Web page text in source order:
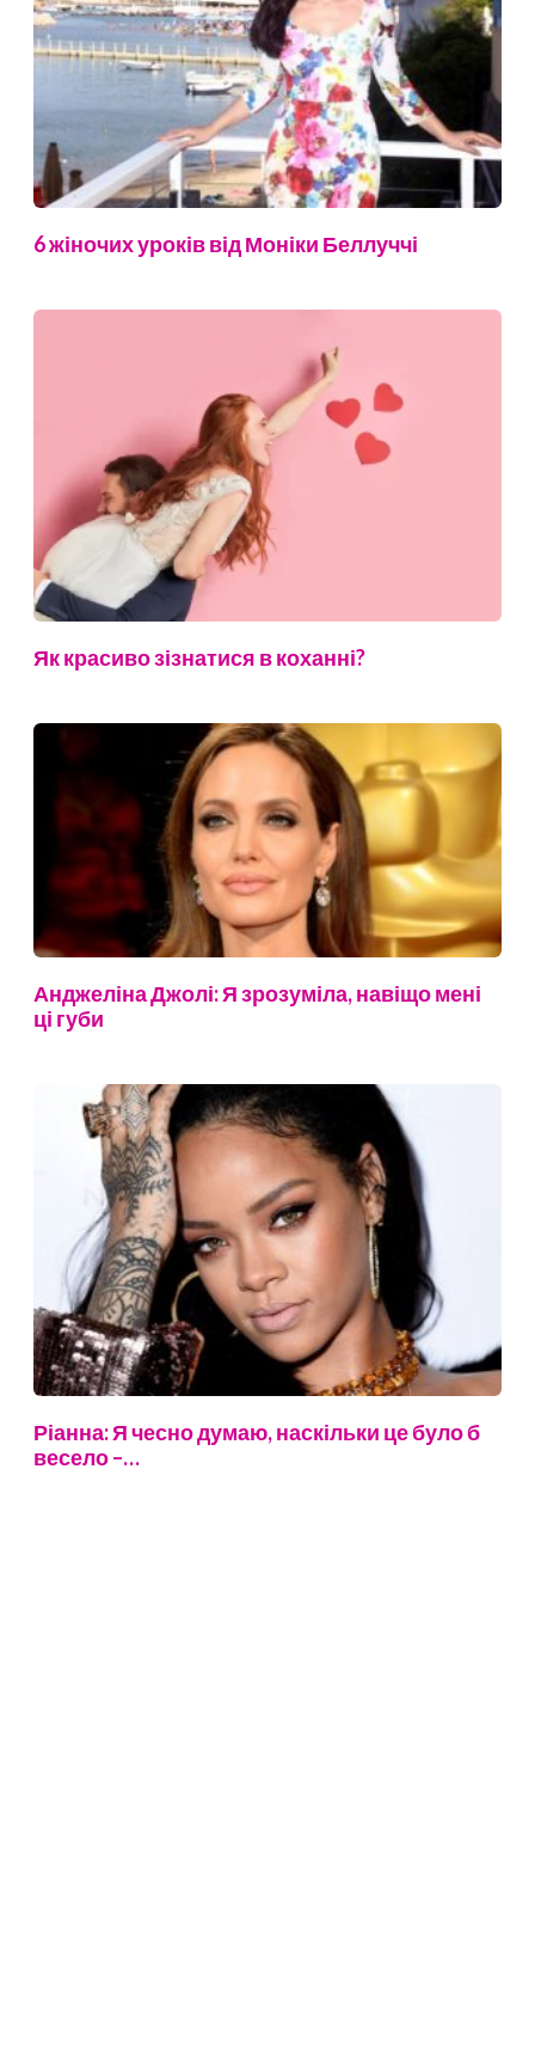
6 жіночих уроків від Моніки Беллуччі
Як красиво зізнатися в коханні?
Анджеліна Джолі: Я зрозуміла, навіщо мені
ці губи
Ріанна: Я чесно думаю, наскільки це було б
весело –…